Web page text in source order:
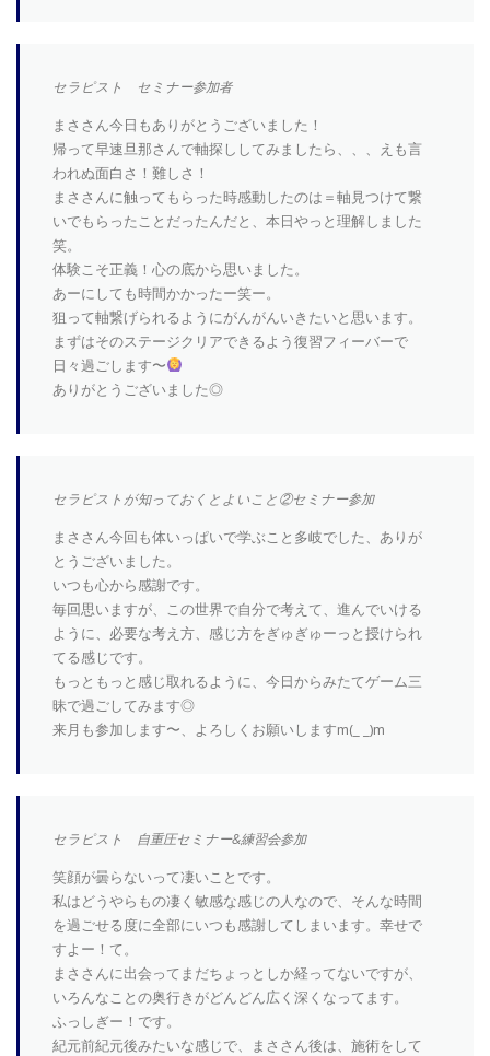
セラピスト セミナー参加者
まささん今日もありがとうございました！
帰って早速旦那さんで軸探ししてみましたら、、、えも言
われぬ面白さ！難しさ！
まささんに触ってもらった時感動したのは＝軸見つけて繋
いでもらったことだったんだと、本日やっと理解しました
笑。
体験こそ正義！心の底から思いました。
あーにしても時間かかったー笑ー。
狙って軸繋げられるようにがんがんいきたいと思います。
まずはそのステージクリアできるよう復習フィーバーで
日々過ごします〜
ありがとうございました◎
セラピストが知っておくとよいこと②セミナー参加
まささん今回も体いっぱいで学ぶこと多岐でした、ありが
とうございました。
いつも心から感謝です。
毎回思いますが、この世界で自分で考えて、進んでいける
ように、必要な考え方、感じ方をぎゅぎゅーっと授けられ
てる感じです。
もっともっと感じ取れるように、今日からみたてゲーム三
昧で過ごしてみます◎
来月も参加します〜、よろしくお願いしますm(_ _)m
セラピスト 自重圧セミナー&練習会参加
笑顔が曇らないって凄いことです。
私はどうやらもの凄く敏感な感じの人なので、そんな時間
を過ごせる度に全部にいつも感謝してしまいます。幸せで
すよー！て。
まささんに出会ってまだちょっとしか経ってないですが、
いろんなことの奥行きがどんどん広く深くなってます。
ふっしぎー！です。
紀元前紀元後みたいな感じで、まささん後は、施術をして